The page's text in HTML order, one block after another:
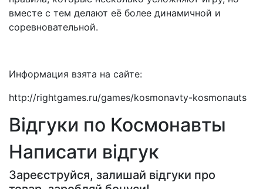
вместе с тем делают её более динамичной и
соревновательной.
Информация взята на сайте:
http://rightgames.ru/games/kosmonavty-kosmonauts
Відгуки по Космонавты
Написати відгук
Зареєструйся, залишай відгуки про